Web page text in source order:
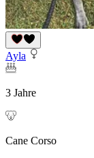
Ayla
3 Jahre
Cane Corso